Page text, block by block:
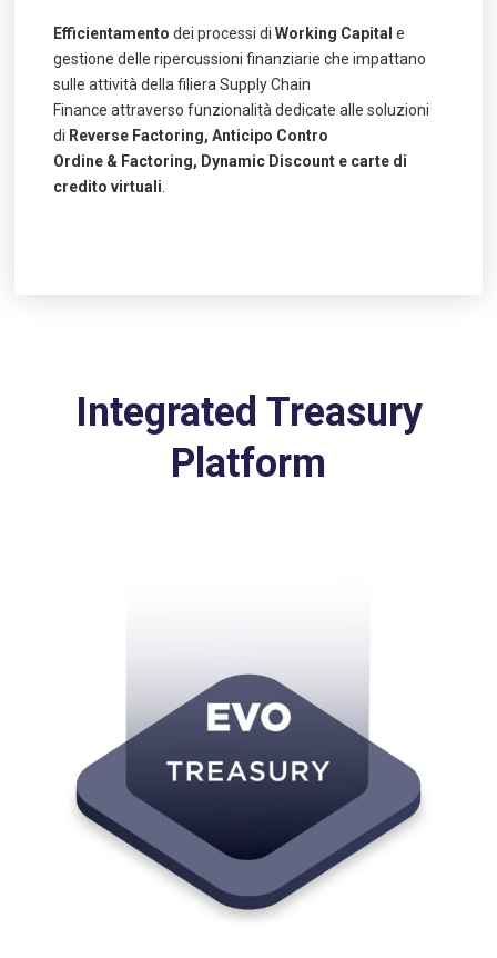
Efficientamento dei processi diWorking Capital e
gestione delle ripercussioni finanziarie che impattano
sulle attività della filiera Supply Chain
Finance attraverso funzionalità dedicate alle soluzioni
di Reverse Factoring, Anticipo Contro
Ordine & Factoring, Dynamic Discount e carte di
credito virtuali.
Integrated Treasury
Platform